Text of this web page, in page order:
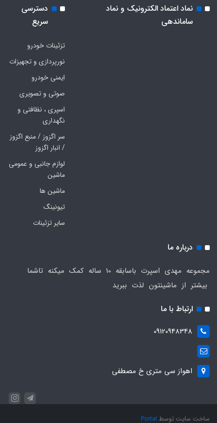
نماد اعتماد الکترونیک و نماد
ساماندهی
دسترسی
سریع
تزئینات خودرو
نورپردازی و تجهیزات
ایمنی خودرو
صوتی و تصویری
اسپری ، نظافتی و
نگهداری
سر اگزوز / منبع اگزوز
/ انبار اگزوز
لوازم جانبی و عمومی
ماشین
ماشین ها
تیونینگ
سایر تزئینات
درباره ما
مجموعه مهدی اسپرت باسابقه 10 ساله کمک میکنه تاشما
بیشتر از ماشینتون لذت ببرید
ارتباط با ما
09120948348
اهواز سی متری خ مصطفی
ساخت سایت توسط Portal